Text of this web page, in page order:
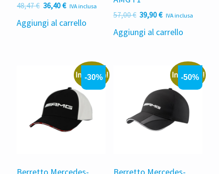
48,47€ Il
originale
36,40€ Il
attuale
IVA inclusa
Aggiungi al carrello
57,00€ Il
originale
39,90€ Il
attuale
39,90 €.
IVA inclusa
Aggiungi al carrello
In offerta!
-30% In offerta!
-50%